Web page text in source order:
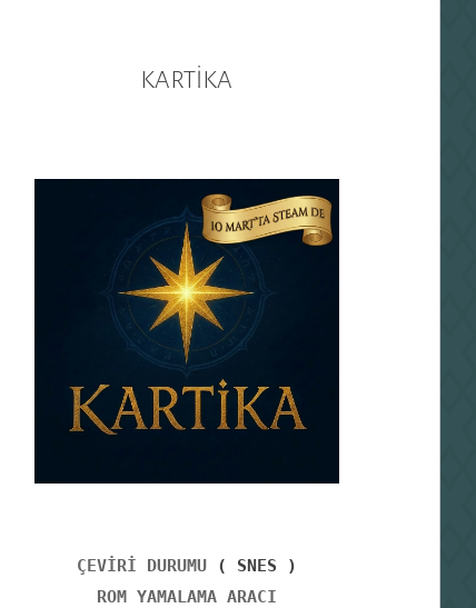
KARTİKA
ÇEVİRİ DURUMU( SNES )
ROM YAMALAMA ARACI